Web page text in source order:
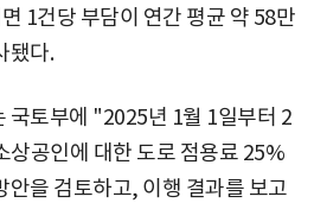
1건당 부담이 연간 평균 약 58만
됐다.
국토부에 "2025년 1월 1일부터 2
상공인에 대한 도로 점용료 25%
안을 검토하고, 이행 결과를 보고